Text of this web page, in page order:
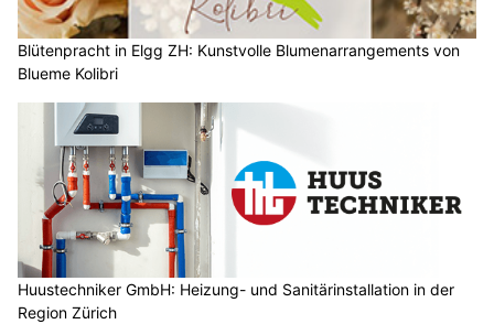
Blütenpracht in Elgg ZH: Kunstvolle Blumenarrangements von
Blueme Kolibri
Huustechniker GmbH: Heizung- und Sanitärinstallation in der
Region Zürich